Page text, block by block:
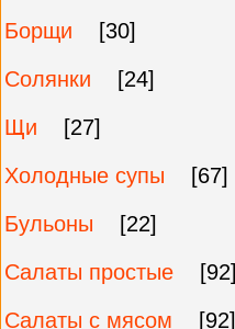
Борщи
[30]
Солянки
[24]
Щи
[27]
Холодные супы
[67]
Бульоны
[22]
Салаты простые
[92]
Салаты с мясом
[92]